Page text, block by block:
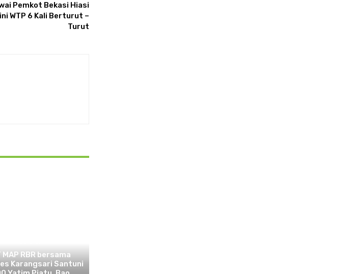
Pemkot Bekasi Hiasi
WTP 6 Kali Berturut –
Turut
MAP RBR bersama
Karangsari Santuni